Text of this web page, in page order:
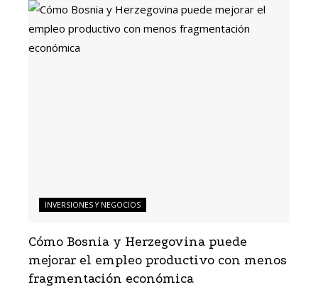
INVERSIONES Y NEGOCIOS
Cómo Bosnia y Herzegovina puede
mejorar el empleo productivo con menos
fragmentación económica